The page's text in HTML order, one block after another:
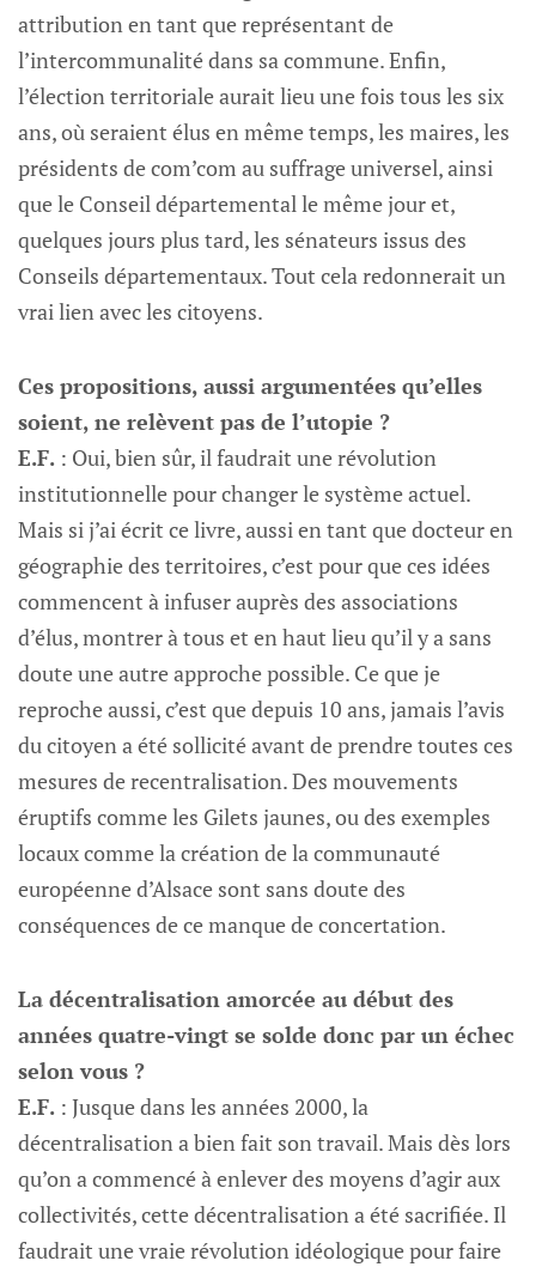
attribution en tant que représentant de
l’intercommunalité dans sa commune. Enfin,
l’élection territoriale aurait lieu une fois tous les six
ans, où seraient élus en même temps, les maires, les
présidents de com’com au suffrage universel, ainsi
que le Conseil départemental le même jour et,
quelques jours plus tard, les sénateurs issus des
Conseils départementaux. Tout cela redonnerait un
vrai lien avec les citoyens.
Ces propositions, aussi argumentées qu’elles
soient, ne relèvent pas de l’utopie ?
E.F. : Oui, bien sûr, il faudrait une révolution
institutionnelle pour changer le système actuel.
Mais si j’ai écrit ce livre, aussi en tant que docteur en
géographie des territoires, c’est pour que ces idées
commencent à infuser auprès des associations
d’élus, montrer à tous et en haut lieu qu’il y a sans
doute une autre approche possible. Ce que je
reproche aussi, c’est que depuis 10 ans, jamais l’avis
du citoyen a été sollicité avant de prendre toutes ces
mesures de recentralisation. Des mouvements
éruptifs comme les Gilets jaunes, ou des exemples
locaux comme la création de la communauté
européenne d’Alsace sont sans doute des
conséquences de ce manque de concertation.
La décentralisation amorcée au début des
années quatre-vingt se solde donc par un échec
selon vous ?
E.F. : Jusque dans les années 2000, la
décentralisation a bien fait son travail. Mais dès lors
qu’on a commencé à enlever des moyens d’agir aux
collectivités, cette décentralisation a été sacrifiée. Il
faudrait une vraie révolution idéologique pour faire